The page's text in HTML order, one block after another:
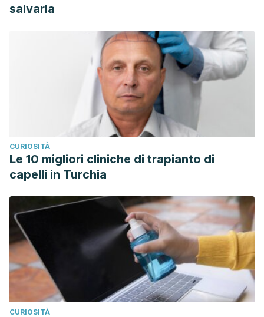
salvarla
CURIOSITÀ
Le 10 migliori cliniche di trapianto di
capelli in Turchia
CURIOSITÀ